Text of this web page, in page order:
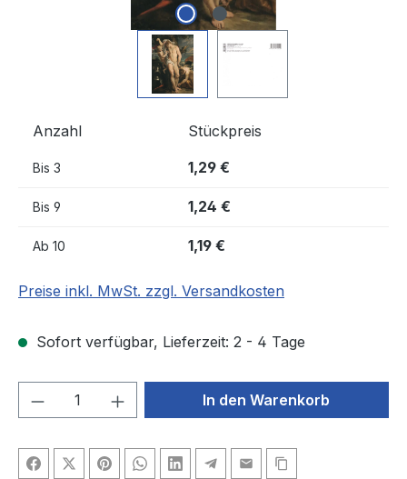
Anzahl Stückpreis
Bis 3 1,29 €
Bis 9 1,24 €
Ab 10 1,19 €
Preise inkl. MwSt. zzgl. Versandkosten
Sofort verfügbar, Lieferzeit: 2 - 4 Tage
Produkt Anzahl: Gib denIn den Warenkorb